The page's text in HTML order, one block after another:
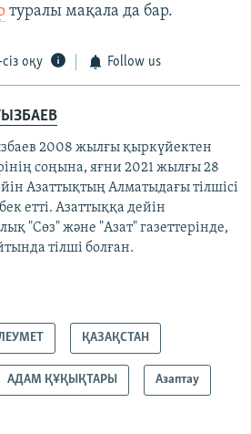
туралы мақала да бар.
оқу Follow us
2008 жылғы қыркүйектен
соңына, яғни 2021 жылғы 28
Азаттықтың Алматыдағы тілшісі
етті. Азаттыққа дейін
"Сөз" және "Азат" газеттерінде,
тілші болған.
ҚАЗАҚСТАН
АДАМ ҚҰҚЫҚТАРЫ Азаптау